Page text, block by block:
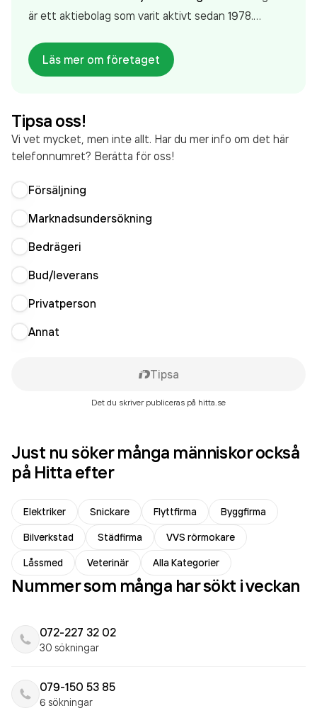
är ett aktiebolag som varit aktivt sedan 1978.
senaste räkenskapsåret (2025).
Läs mer om företaget
Tipsa oss!
Vi vet mycket, men inte allt. Har du mer info om det här
telefonnumret? Berätta för oss!
Försäljning
Marknadsundersökning
Bedrägeri
Bud/leverans
Privatperson
Annat
Tipsa
Det du skriver publiceras på hitta.se
Just nu söker många människor också
på Hitta efter
Elektriker Snickare Flyttfirma
Byggfirma
Bilverkstad
Städfirma
VVS rörmokare
Låssmed
Veterinär Alla Kategorier
Nummer som många har sökt i veckan
072-227 32 02
30 sökningar
079-150 53 85
6 sökningar